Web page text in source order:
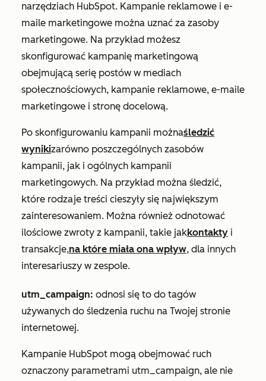
narzędziach HubSpot. Kampanie reklamowe i e-
maile marketingowe można uznać za zasoby
marketingowe. Na przykład możesz
skonfigurować kampanię marketingową
obejmującą serię postów w mediach
społecznościowych, kampanie reklamowe, e-maile
marketingowe i stronę docelową.
Po skonfigurowaniu kampanii możnaśledzić
wynikizarówno poszczególnych zasobów
kampanii, jak i ogólnych kampanii
marketingowych. Na przykład można śledzić,
które rodzaje treści cieszyły się największym
zainteresowaniem. Można również odnotować
ilościowe zwroty z kampanii, takie jakkontakty i
transakcje,na które miała ona wpływ, dla innych
interesariuszy w zespole.
utm_campaign: odnosi się to do tagów
używanych do śledzenia ruchu na Twojej stronie
internetowej.
Kampanie HubSpot mogą obejmować ruch
oznaczony parametrami utm_campaign, ale nie